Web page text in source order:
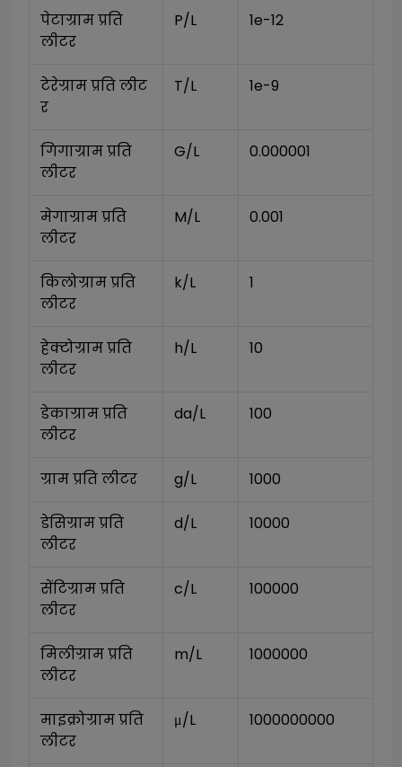
पेटाग्राम प्रति
लीटर
P/L 1e-12
टेरेग्राम प्रति लीट
र
T/L 1e-9
गिगाग्राम प्रति
लीटर
G/L 0.000001
मेगाग्राम प्रति
लीटर
M/L 0.001
किलोग्राम प्रति
लीटर
k/L 1
हेक्टोग्राम प्रति
लीटर
h/L 10
डेकाग्राम प्रति
लीटर
da/L 100
ग्राम प्रति लीटर g/L 1000
डेसिग्राम प्रति
लीटर
d/L 10000
सेंटिग्राम प्रति
लीटर
c/L 100000
मिलीग्राम प्रति
लीटर
m/L 1000000
माइक्रोग्राम प्रति
लीटर
μ/L 1000000000